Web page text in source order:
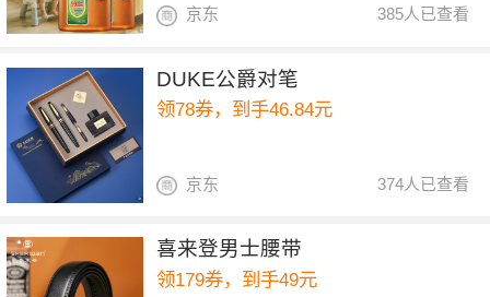
385人已查看
京东
DUKE公爵对笔
领78券，到手46.84元
374人已查看
京东
喜来登男士腰带
领179券，到手49元